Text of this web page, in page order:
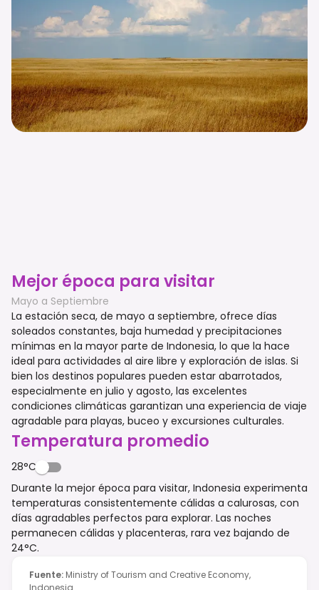
Mejor época para visitar
Mayo a Septiembre
La estación seca, de mayo a septiembre, ofrece días
soleados constantes, baja humedad y precipitaciones
mínimas en la mayor parte de Indonesia, lo que la hace
ideal para actividades al aire libre y exploración de islas. Si
bien los destinos populares pueden estar abarrotados,
especialmente en julio y agosto, las excelentes
condiciones climáticas garantizan una experiencia de viaje
agradable para playas, buceo y excursiones culturales.
Temperatura promedio
28°C
Durante la mejor época para visitar, Indonesia experimenta
temperaturas consistentemente cálidas a calurosas, con
días agradables perfectos para explorar. Las noches
permanecen cálidas y placenteras, rara vez bajando de
24°C.
Fuente: Ministry of Tourism and Creative Economy,
Indonesia